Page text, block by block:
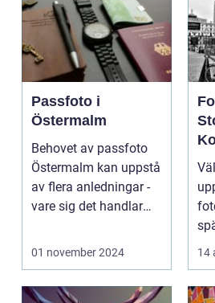
Passfoto i
Östermalm
Behovet av passfoto
Östermalm kan uppstå
av flera anledningar -
vare sig det handlar
01 november 2024 14